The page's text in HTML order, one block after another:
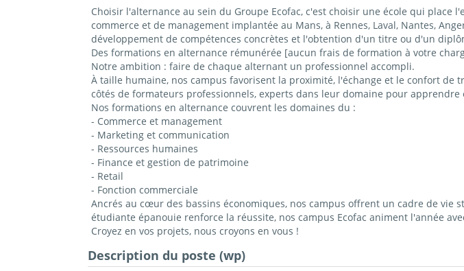
Choisir l'alternance au sein du Groupe Ecofac, c'est choisir une école qui place
commerce et de management implantée au Mans, à Rennes, Laval, Nantes,
développement de compétences concrètes et l'obtention d'un titre ou d'un
Des formations en alternance rémunérée [aucun frais de formation à votre
Notre ambition : faire de chaque alternant un professionnel accompli.
À taille humaine, nos campus favorisent la proximité, l'échange et le confort
côtés de formateurs professionnels, experts dans leur domaine pour
Nos formations en alternance couvrent les domaines du :
- Commerce et management
- Marketing et communication
- Ressources humaines
- Finance et gestion de patrimoine
- Retail
- Fonction commerciale
Ancrés au cœur des bassins économiques, nos campus offrent un cadre de vie
étudiante épanouie renforce la réussite, nos campus Ecofac animent l'année
Croyez en vos projets, nous croyons en vous !
Description du poste (wp)